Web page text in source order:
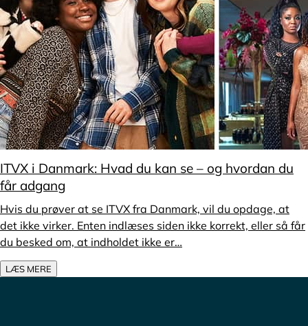
ITVX i Danmark: Hvad du kan se – og hvordan du
får adgang
Hvis du prøver at se ITVX fra Danmark, vil du opdage, at
det ikke virker. Enten indlæses siden ikke korrekt, eller så får
du besked om, at indholdet ikke er…
LÆS MERE